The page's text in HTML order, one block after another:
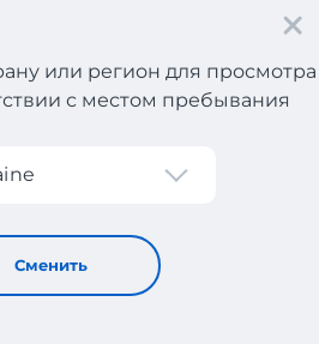
или регион для просмотра
с местом пребывания
Сменить
с доставкой в Узбекистан
с Германии с
в Узбекистан